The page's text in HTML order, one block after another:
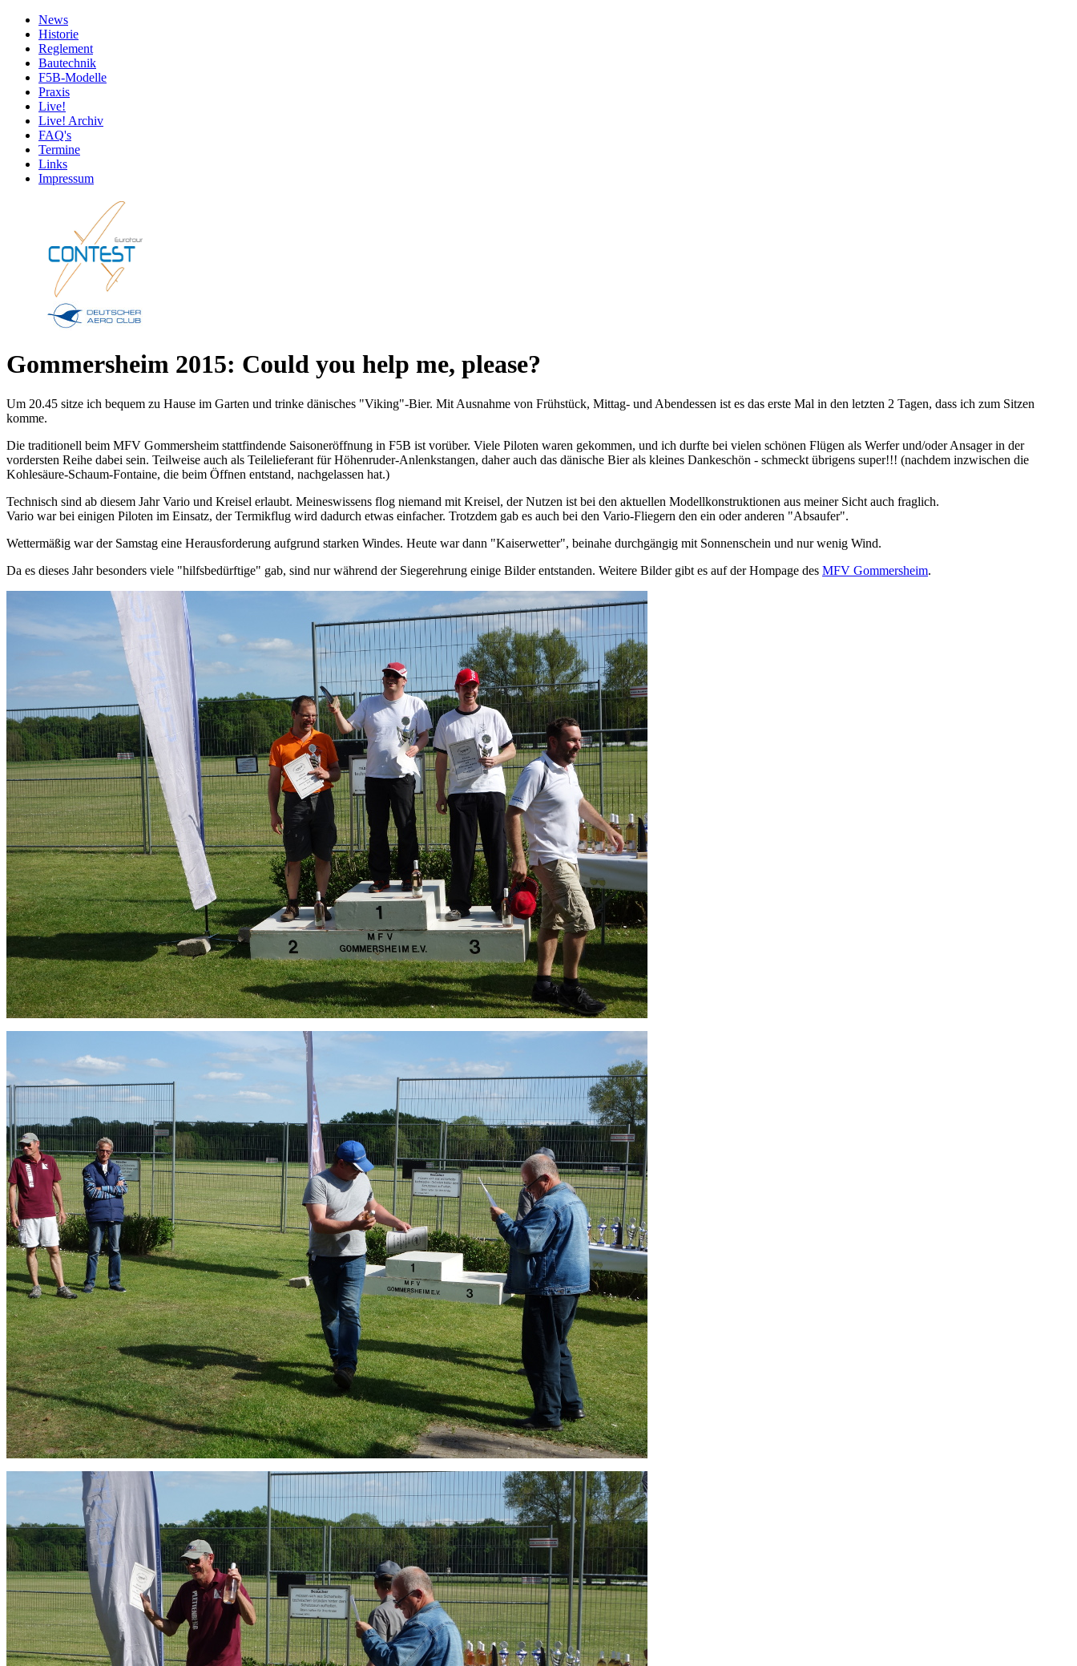
News
Historie
Reglement
Bautechnik
F5B-Modelle
Praxis
Live!
Live! Archiv
FAQ's
Termine
Links
Impressum
Gommersheim 2015: Could you help me, please?
Um 20.45 sitze ich bequem zu Hause im Garten und trinke dänisches "Viking"-Bier. Mit Ausnahme von Frühstück, Mittag- und Abendessen ist es das erste Mal in den letzten 2 Tagen, dass ich zum Sitzen
komme.
Die traditionell beim MFV Gommersheim stattfindende Saisoneröffnung in F5B ist vorüber. Viele Piloten waren gekommen, und ich durfte bei vielen schönen Flügen als Werfer und/oder Ansager in der
vordersten Reihe dabei sein. Teilweise auch als Teilelieferant für Höhenruder-Anlenkstangen, daher auch das dänische Bier als kleines Dankeschön - schmeckt übrigens super!!! (nachdem inzwischen die
Kohlesäure-Schaum-Fontaine, die beim Öffnen entstand, nachgelassen hat.)
Technisch sind ab diesem Jahr Vario und Kreisel erlaubt. Meineswissens flog niemand mit Kreisel, der Nutzen ist bei den aktuellen Modellkonstruktionen aus meiner Sicht auch fraglich.
Vario war bei einigen Piloten im Einsatz, der Termikflug wird dadurch etwas einfacher. Trotzdem gab es auch bei den Vario-Fliegern den ein oder anderen "Absaufer".
Wettermäßig war der Samstag eine Herausforderung aufgrund starken Windes. Heute war dann "Kaiserwetter", beinahe durchgängig mit Sonnenschein und nur wenig Wind.
Da es dieses Jahr besonders viele "hilfsbedürftige" gab, sind nur während der Siegerehrung einige Bilder entstanden. Weitere Bilder gibt es auf der Hompage des MFV Gommersheim.